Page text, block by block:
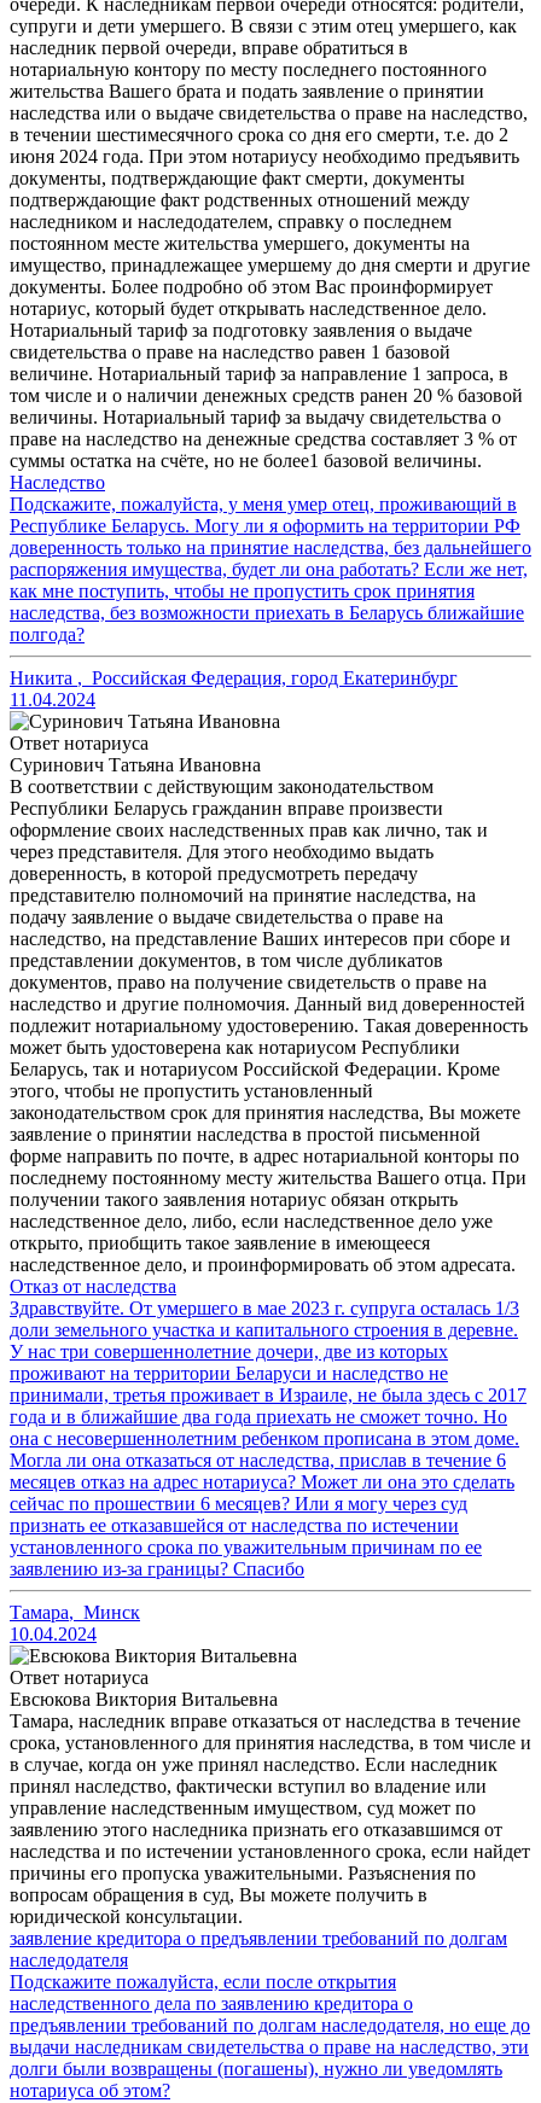
очереди. К наследникам первой очереди относятся: родители,
супруги и дети умершего. В связи с этим отец умершего, как
наследник первой очереди, вправе обратиться в
нотариальную контору по месту последнего постоянного
жительства Вашего брата и подать заявление о принятии
наследства или о выдаче свидетельства о праве на наследство,
в течении шестимесячного срока со дня его смерти, т.е. до 2
июня 2024 года. При этом нотариусу необходимо предъявить
документы, подтверждающие факт смерти, документы
подтверждающие факт родственных отношений между
наследником и наследодателем, справку о последнем
постоянном месте жительства умершего, документы на
имущество, принадлежащее умершему до дня смерти и другие
документы. Более подробно об этом Вас проинформирует
нотариус, который будет открывать наследственное дело.
Нотариальный тариф за подготовку заявления о выдаче
свидетельства о праве на наследство равен 1 базовой
величине. Нотариальный тариф за направление 1 запроса, в
том числе и о наличии денежных средств ранен 20 % базовой
величины. Нотариальный тариф за выдачу свидетельства о
праве на наследство на денежные средства составляет 3 % от
суммы остатка на счёте, но не более1 базовой величины.
Наследство
Подскажите, пожалуйста, у меня умер отец, проживающий в
Республике Беларусь. Могу ли я оформить на территории РФ
доверенность только на принятие наследства, без дальнейшего
распоряжения имущества, будет ли она работать? Если же нет,
как мне поступить, чтобы не пропустить срок принятия
наследства, без возможности приехать в Беларусь ближайшие
полгода?
Никита , Российская Федерация, город Екатеринбург
11.04.2024
Ответ нотариуса
Суринович Татьяна Ивановна
В соответствии с действующим законодательством
Республики Беларусь гражданин вправе произвести
оформление своих наследственных прав как лично, так и
через представителя. Для этого необходимо выдать
доверенность, в которой предусмотреть передачу
представителю полномочий на принятие наследства, на
подачу заявление о выдаче свидетельства о праве на
наследство, на представление Ваших интересов при сборе и
представлении документов, в том числе дубликатов
документов, право на получение свидетельств о праве на
наследство и другие полномочия. Данный вид доверенностей
подлежит нотариальному удостоверению. Такая доверенность
может быть удостоверена как нотариусом Республики
Беларусь, так и нотариусом Российской Федерации. Кроме
этого, чтобы не пропустить установленный
законодательством срок для принятия наследства, Вы можете
заявление о принятии наследства в простой письменной
форме направить по почте, в адрес нотариальной конторы по
последнему постоянному месту жительства Вашего отца. При
получении такого заявления нотариус обязан открыть
наследственное дело, либо, если наследственное дело уже
открыто, приобщить такое заявление в имеющееся
наследственное дело, и проинформировать об этом адресата.
Отказ от наследства
Здравствуйте. От умершего в мае 2023 г. супруга осталась 1/3
доли земельного участка и капитального строения в деревне.
У нас три совершеннолетние дочери, две из которых
проживают на территории Беларуси и наследство не
принимали, третья проживает в Израиле, не была здесь с 2017
года и в ближайшие два года приехать не сможет точно. Но
она с несовершеннолетним ребенком прописана в этом доме.
Могла ли она отказаться от наследства, прислав в течение 6
месяцев отказ на адрес нотариуса? Может ли она это сделать
сейчас по прошествии 6 месяцев? Или я могу через суд
признать ее отказавшейся от наследства по истечении
установленного срока по уважительным причинам по ее
заявлению из-за границы? Спасибо
Тамара, Минск
10.04.2024
Ответ нотариуса
Евсюкова Виктория Витальевна
Тамара, наследник вправе отказаться от наследства в течение
срока, установленного для принятия наследства, в том числе и
в случае, когда он уже принял наследство. Если наследник
принял наследство, фактически вступил во владение или
управление наследственным имуществом, суд может по
заявлению этого наследника признать его отказавшимся от
наследства и по истечении установленного срока, если найдет
причины его пропуска уважительными. Разъяснения по
вопросам обращения в суд, Вы можете получить в
юридической консультации.
заявление кредитора о предъявлении требований по долгам
наследодателя
Подскажите пожалуйста, если после открытия
наследственного дела по заявлению кредитора о
предъявлении требований по долгам наследодателя, но еще до
выдачи наследникам свидетельства о праве на наследство, эти
долги были возвращены (погашены), нужно ли уведомлять
нотариуса об этом?